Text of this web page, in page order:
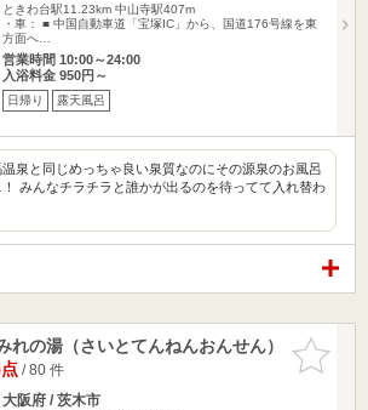
ときわ台駅11.23km 中山寺駅407m
・車： ■ 中国自動車道「宝塚IC」から、国道176号線を東
方面へ…
営業時間 10:00～24:00
入浴料金 950円～
日帰り 露天風呂
泉と同じめっちゃ良い泉質なのにその源泉のお風呂
みんなチラチラと誰かが出るのを待ってて入れ替わ
お気に入
りに追加
れの湯（さいとてんねんおんせん）
/ 80 件
大阪府 / 茨木市